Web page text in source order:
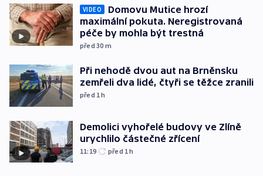
VIDEO
Domovu Mutice hrozí
maximální pokuta. Neregistrovaná
péče by mohla být trestná
před 30 m
Při nehodě dvou aut na Brněnsku
zemřeli dva lidé, čtyři se těžce zranili
před 1h
Demolici vyhořelé budovy ve Zlíně
urychlilo částečné zřícení
11:19 před 1h